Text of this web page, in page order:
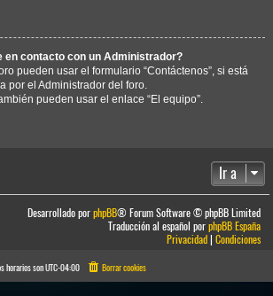
en contacto con un Administrador?
pueden usar el formulario “Contáctenos”, si está
por el Administrador del foro.
pueden usar el enlace “El equipo”.
Ir a
Desarrollado porphpBB® Forum Software © phpBB Limited
Traducción al español porphpBB España
Privacidad|Condiciones
horarios sonUTC-04:00 Borrar cookies